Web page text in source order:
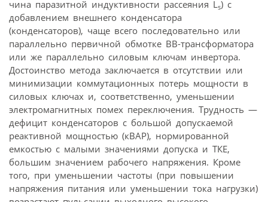
чина паразитной индуктивности рассеяния Ls) с
добавлением внешнего конденсатора
(конденсаторов), чаще всего последовательно или
параллельно первичной обмотке ВВ-трансформатора
или же параллельно силовым ключам инвертора.
Достоинство метода заключается в отсутствии или
минимизации коммутационных потерь мощности в
силовых ключах и, соответственно, уменьшении
электромагнитных помех переключения. Трудность —
дефицит конденсаторов с большой допускаемой
реактивной мощностью (кВАР), нормированной
емкостью с малыми значениями допуска и ТКЕ,
большим значением рабочего напряжения. Кроме
того, при уменьшении частоты (при повышении
напряжения питания или уменьшении тока нагрузки)